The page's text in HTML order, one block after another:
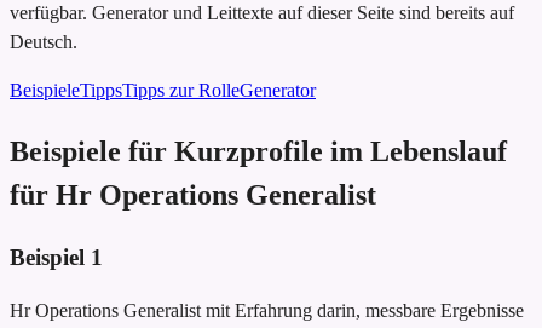
verfügbar. Generator und Leittexte auf dieser Seite sind bereits auf
Deutsch.
BeispieleTippsTipps zur RolleGenerator
Beispiele für Kurzprofile im Lebenslauf
für Hr Operations Generalist
Beispiel 1
Hr Operations Generalist mit Erfahrung darin, messbare Ergebnisse